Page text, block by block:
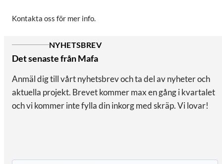
Kontakta oss för mer info.
NYHETSBREV
Det senaste från Mafa
Anmäl dig till vårt nyhetsbrev och ta del av nyheter och
aktuella projekt. Brevet kommer max en gång i kvartalet
och vi kommer inte fylla din inkorg med skräp. Vi lovar!